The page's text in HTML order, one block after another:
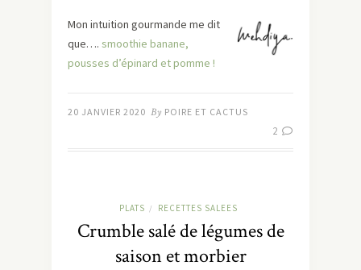
Mon intuition gourmande me dit
que…. smoothie banane,
pousses d’épinard et pomme !
20 JANVIER 2020 By POIRE ET CACTUS
2
PLATS / RECETTES SALEES
Crumble salé de légumes de
saison et morbier